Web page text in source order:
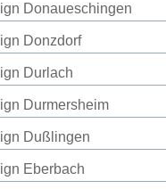
Donaueschingen
Donzdorf
Durlach
Durmersheim
Dußlingen
Eberbach